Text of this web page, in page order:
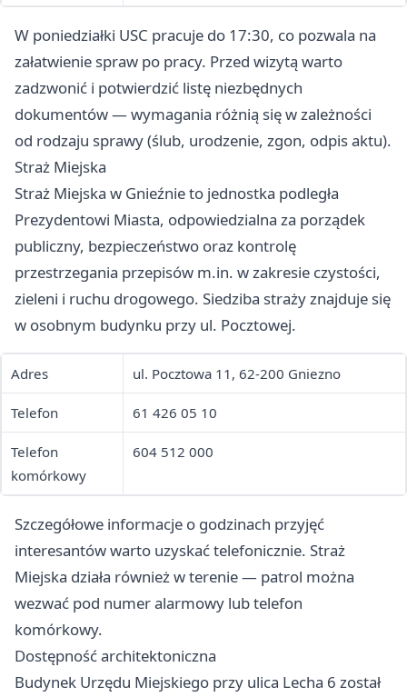
W poniedziałki USC pracuje do 17:30, co pozwala na
załatwienie spraw po pracy. Przed wizytą warto
zadzwonić i potwierdzić listę niezbędnych
dokumentów — wymagania różnią się w zależności
od rodzaju sprawy (ślub, urodzenie, zgon, odpis aktu).
Straż Miejska
Straż Miejska w Gnieźnie to jednostka podległa
Prezydentowi Miasta, odpowiedzialna za porządek
publiczny, bezpieczeństwo oraz kontrolę
przestrzegania przepisów m.in. w zakresie czystości,
zieleni i ruchu drogowego. Siedziba straży znajduje się
w osobnym budynku przy ul. Pocztowej.
Adres ul. Pocztowa 11, 62-200 Gniezno
Telefon 61 426 05 10
Telefon
komórkowy
604 512 000
Szczegółowe informacje o godzinach przyjęć
interesantów warto uzyskać telefonicznie. Straż
Miejska działa również w terenie — patrol można
wezwać pod numer alarmowy lub telefon
komórkowy.
Dostępność architektoniczna
Budynek Urzędu Miejskiego przy ulica Lecha 6 został